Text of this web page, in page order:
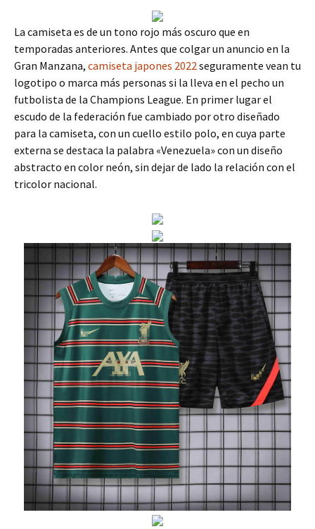
La camiseta es de un tono rojo más oscuro que en
temporadas anteriores. Antes que colgar un anuncio en la
Gran Manzana, camiseta japones 2022seguramente vean tu
logotipo o marca más personas si la lleva en el pecho un
futbolista de la Champions League. En primer lugar el
escudo de la federación fue cambiado por otro diseñado
para la camiseta, con un cuello estilo polo, en cuya parte
externa se destaca la palabra «Venezuela» con un diseño
abstracto en color neón, sin dejar de lado la relación con el
tricolor nacional.